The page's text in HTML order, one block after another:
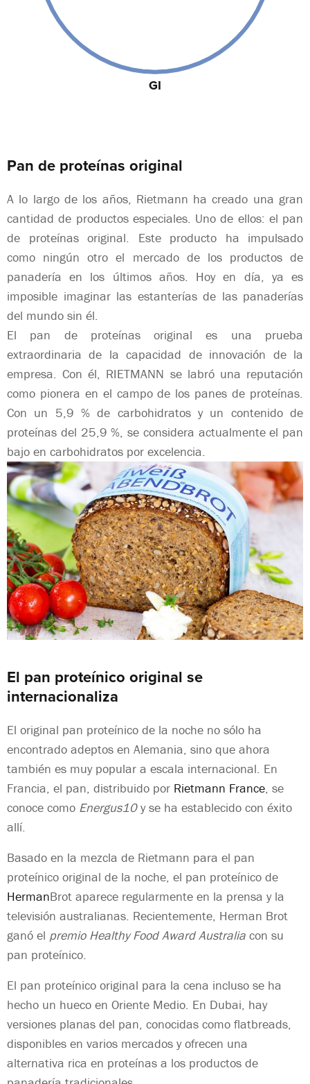
GI
Pan de proteínas original
A lo largo de los años, Rietmann ha creado una gran
cantidad de productos especiales. Uno de ellos: el pan
de proteínas original. Este producto ha impulsado
como ningún otro el mercado de los productos de
panadería en los últimos años. Hoy en día, ya es
imposible imaginar las estanterías de las panaderías
del mundo sin él.
El pan de proteínas original es una prueba
extraordinaria de la capacidad de innovación de la
empresa. Con él, RIETMANN se labró una reputación
como pionera en el campo de los panes de proteínas.
Con un 5,9 % de carbohidratos y un contenido de
proteínas del 25,9 %, se considera actualmente el pan
bajo en carbohidratos por excelencia.
El pan proteínico original se
internacionaliza
El original pan proteínico de la noche no sólo ha
encontrado adeptos en Alemania, sino que ahora
también es muy popular a escala internacional. En
Francia, el pan, distribuido por Rietmann France, se
conoce como Energus10y se ha establecido con éxito
allí.
Basado en la mezcla de Rietmann para el pan
proteínico original de la noche, el pan proteínico de
HermanBrot aparece regularmente en la prensa y la
televisión australianas. Recientemente, Herman Brot
ganó el premio Healthy Food Award Australia con su
pan proteínico.
El pan proteínico original para la cena incluso se ha
hecho un hueco en Oriente Medio. En Dubai, hay
versiones planas del pan, conocidas como flatbreads,
disponibles en varios mercados y ofrecen una
alternativa rica en proteínas a los productos de